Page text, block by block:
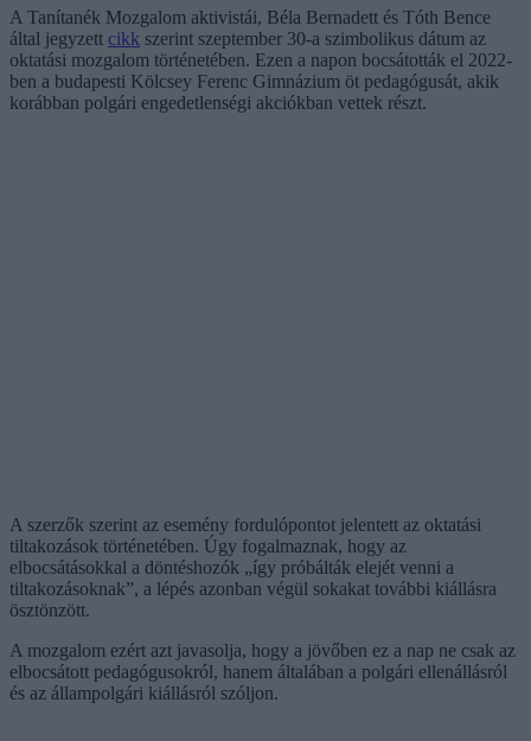
A Tanítanék Mozgalom aktivistái, Béla Bernadett és Tóth Bence
által jegyzett cikk szerint szeptember 30-a szimbolikus dátum az
oktatási mozgalom történetében. Ezen a napon bocsátották el 2022-
ben a budapesti Kölcsey Ferenc Gimnázium öt pedagógusát, akik
korábban polgári engedetlenségi akciókban vettek részt.
A szerzők szerint az esemény fordulópontot jelentett az oktatási
tiltakozások történetében. Úgy fogalmaznak, hogy az
elbocsátásokkal a döntéshozók „így próbálták elejét venni a
tiltakozásoknak”, a lépés azonban végül sokakat további kiállásra
ösztönzött.
A mozgalom ezért azt javasolja, hogy a jövőben ez a nap ne csak az
elbocsátott pedagógusokról, hanem általában a polgári ellenállásról
és az állampolgári kiállásról szóljon.